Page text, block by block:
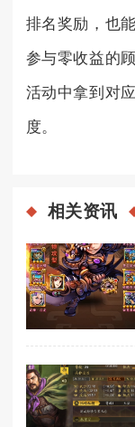
排名奖励，也
参与零收益的
活动中拿到对
度。
相关资讯